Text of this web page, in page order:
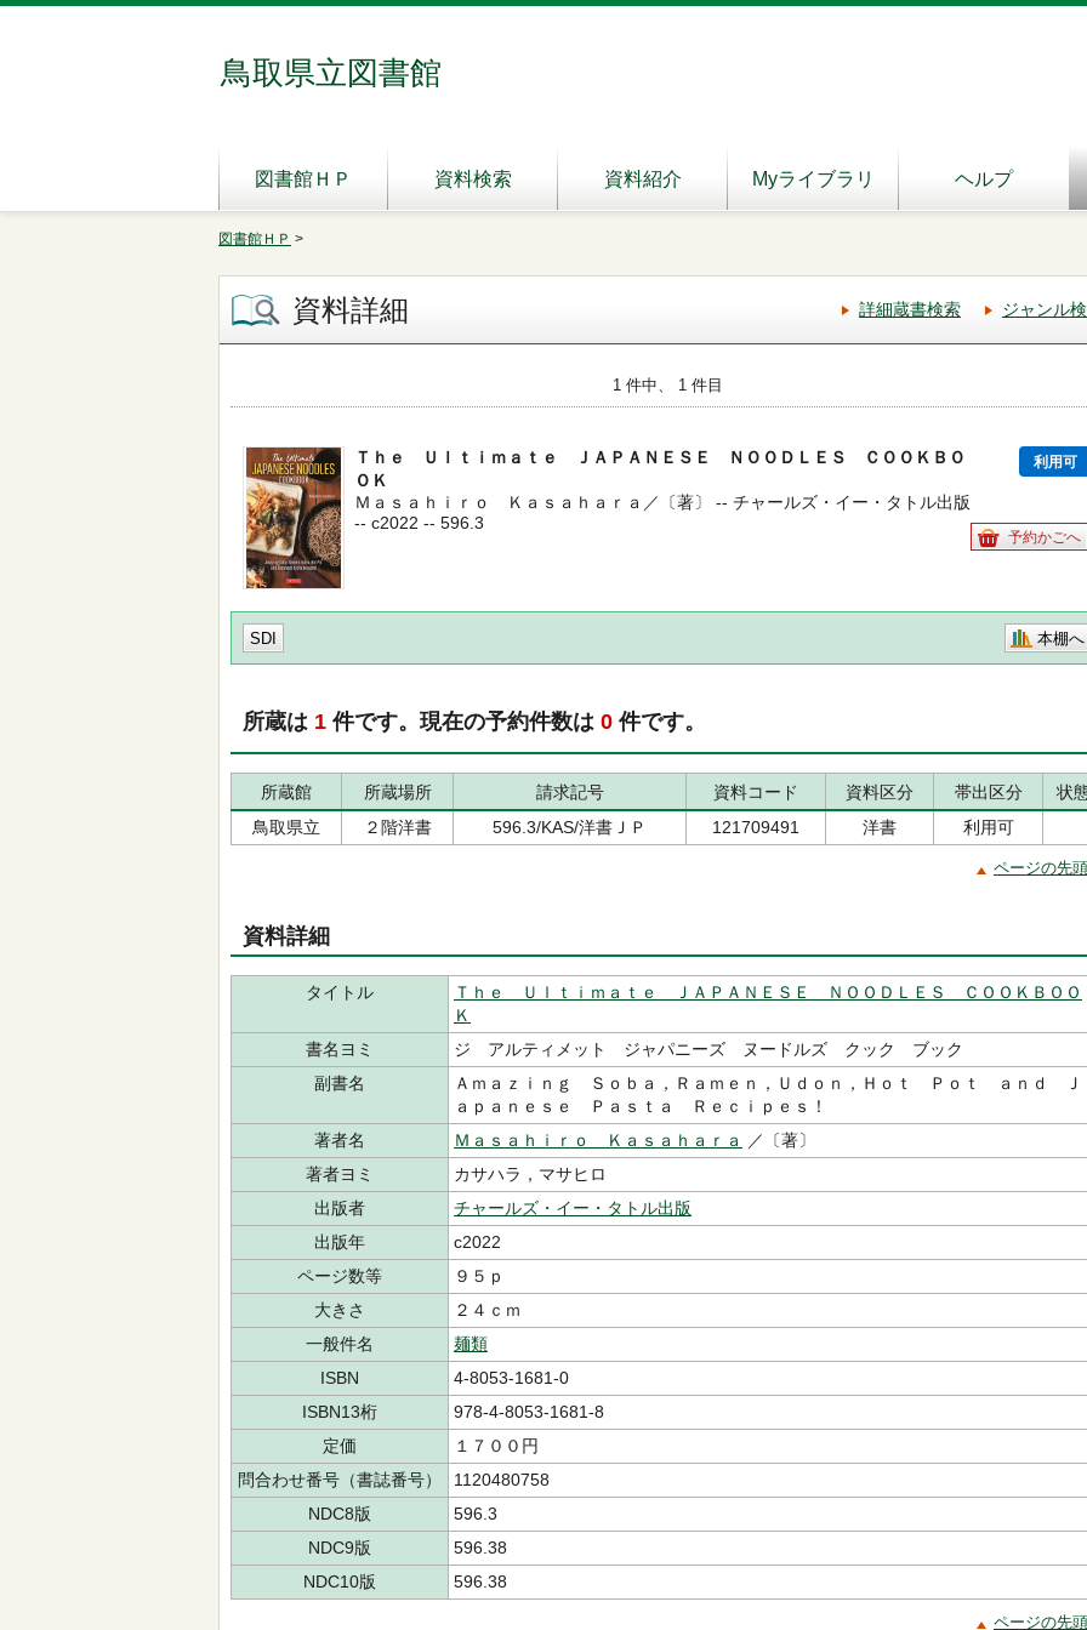
鳥取県立図書館
図書館ＨＰ 資料検索 資料紹介 Myライブラリ ヘルプ
図書館ＨＰ >
資料詳細 詳細蔵書検索 ジャンル
1 件中、 1 件目
Ｔｈｅ Ｕｌｔｉｍａｔｅ ＪＡＰＡＮＥＳＥ ＮＯＯＤＬＥＳ ＣＯＯＫＢＯ
ＯＫ
利用可
予約かごへ
Ｍａｓａｈｉｒｏ Ｋａｓａｈａｒａ／〔著〕 -- チャールズ・イー・タトル出版
-- c2022 -- 596.3
SDI 本棚へ
所蔵は 1 件です。現在の予約件数は 0 件です。
所蔵館 所蔵場所 請求記号 資料コード 資料区分 帯出区分
状
鳥取県立
２階洋書 596.3/KAS/洋書ＪＰ 121709491 洋書 利用可
ページの先
資料詳細
タイトル
Ｔｈｅ Ｕｌｔｉｍａｔｅ ＪＡＰＡＮＥＳＥ ＮＯＯＤＬＥＳ ＣＯＯＫＢＯＯ
Ｋ
書名ヨミ
ジ アルティメット ジャパニーズ ヌードルズ クック ブック
副書名
Ａｍａｚｉｎｇ Ｓｏｂａ，Ｒａｍｅｎ，Ｕｄｏｎ，Ｈｏｔ Ｐｏｔ ａｎｄ Ｊ
ａｐａｎｅｓｅ Ｐａｓｔａ Ｒｅｃｉｐｅｓ！
著者名
Ｍａｓａｈｉｒｏ Ｋａｓａｈａｒａ
／〔著〕
著者ヨミ
カサハラ，マサヒロ
出版者
チャールズ・イー・タトル出版
出版年
c2022
ページ数等
９５ｐ
大きさ
２４ｃｍ
一般件名
麺類
ISBN
4-8053-1681-0
ISBN13桁
978-4-8053-1681-8
定価
１７００円
問合わせ番号（書誌番号）
1120480758
NDC8版
596.3
NDC9版
596.38
NDC10版
596.38
ページの先